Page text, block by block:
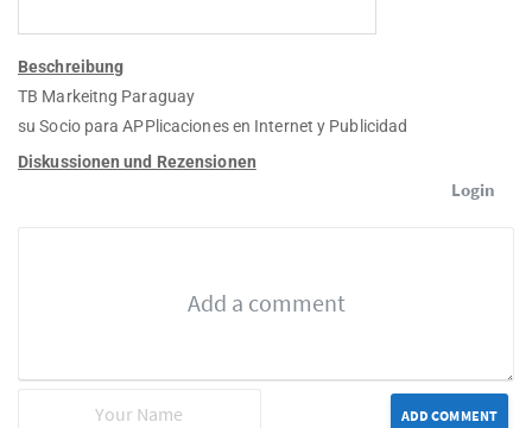
Beschreibung
TB Markeitng Paraguay
su Socio para APPlicaciones en Internet y Publicidad
Diskussionen und Rezensionen
Login
ADD COMMENT